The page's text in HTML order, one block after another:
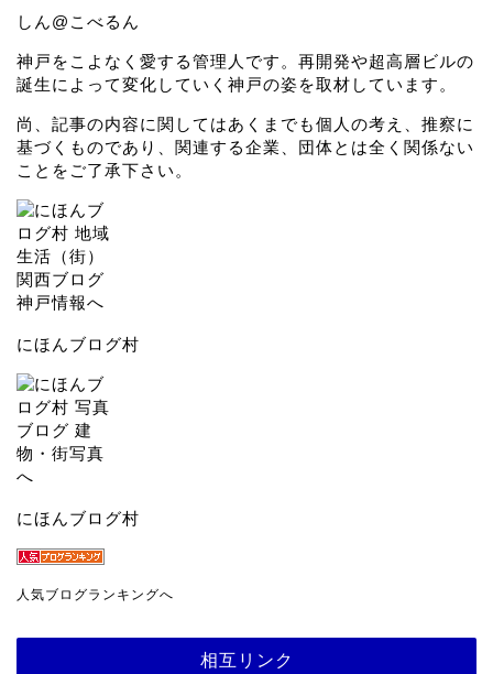
しん@こべるん
神戸をこよなく愛する管理人です。再開発や超高層ビルの
誕生によって変化していく神戸の姿を取材しています。
尚、記事の内容に関してはあくまでも個人の考え、推察に
基づくものであり、関連する企業、団体とは全く関係ない
ことをご了承下さい。
にほんブログ村
にほんブログ村
人気ブログランキングへ
相互リンク